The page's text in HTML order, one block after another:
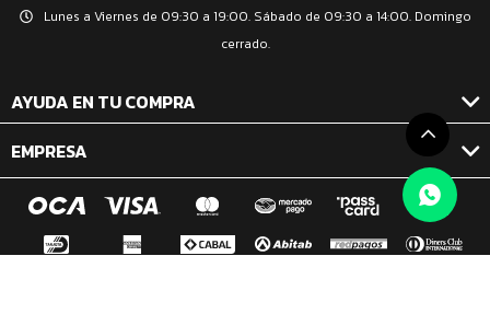
Lunes a Viernes de 09:30 a 19:00. Sábado de 09:30 a 14:00. Domingo
cerrado.
AYUDA EN TU COMPRA
EMPRESA